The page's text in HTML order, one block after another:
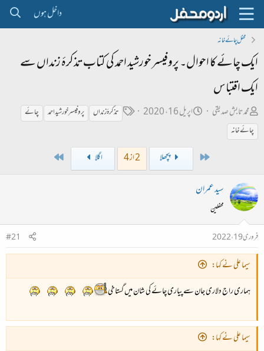
داخل ہوں
محفل چائے خانہ
ایک چائے کا احوال۔ پروفیسر خورشید احمد کی کتاب تذکرۂ زنداں سے
ایک اقتباس
ص
ا
ڑ
ی
محمد تابش صدیقی
ت
ر
ت
ء
اپریل 16، 2020
گ
تذکرۂ زنداں پروفیسر خورشید احمد
چائے
چائے خانہ
پچھلا 2 از 4 اگلا
سید عمران
محفلین
فروری 19، 2022
#21
سیما علی نے کہا:
ہماری راج دلاری جان سے پیاری چائے کی شان میں گستاخی
سیما علی نے کہا: